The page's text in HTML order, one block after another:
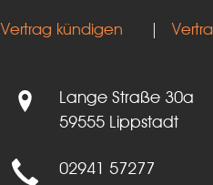
Vertrag kündigen |
Lange Straße 30a
59555 Lippstadt
02941 57277